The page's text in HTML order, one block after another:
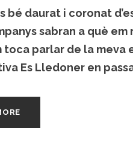
bé daurat i coronat
sabran a què
toca parlar de la meva
Es Lledoner en